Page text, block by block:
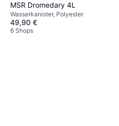
MSR Dromedary 4L
Wasserkanister, Polyester
49,90 €
6 Shops